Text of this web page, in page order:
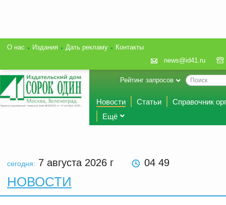
О нас Издания Дать рекламу
Контакты
news@id41.ru
Рейтинг запросов
Новости Статьи
Справочник
Ещё
сегодня: 7 августа 2026 г 04 49
НОВОСТИ